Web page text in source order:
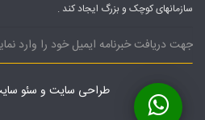
سازمانهای کوچک و بزرگ ایجاد کند .
طراحی سایت و سئو